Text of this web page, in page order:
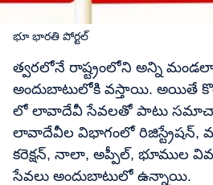
భూ భారతి పోర్టల్
త్వరలోనే రాష్ట్రంలోని అన్ని
అందుబాటులోకి వస్తాయి. అయితే
లో లావాదేవీ సేవలతో పాటు
లావాదేవీల విభాగంలో రిజిస్ట్రేషన్,
కరెక్షన్, నాలా, అప్పీల్, భూముల
సేవలు అందుబాటులో ఉన్నాయి.